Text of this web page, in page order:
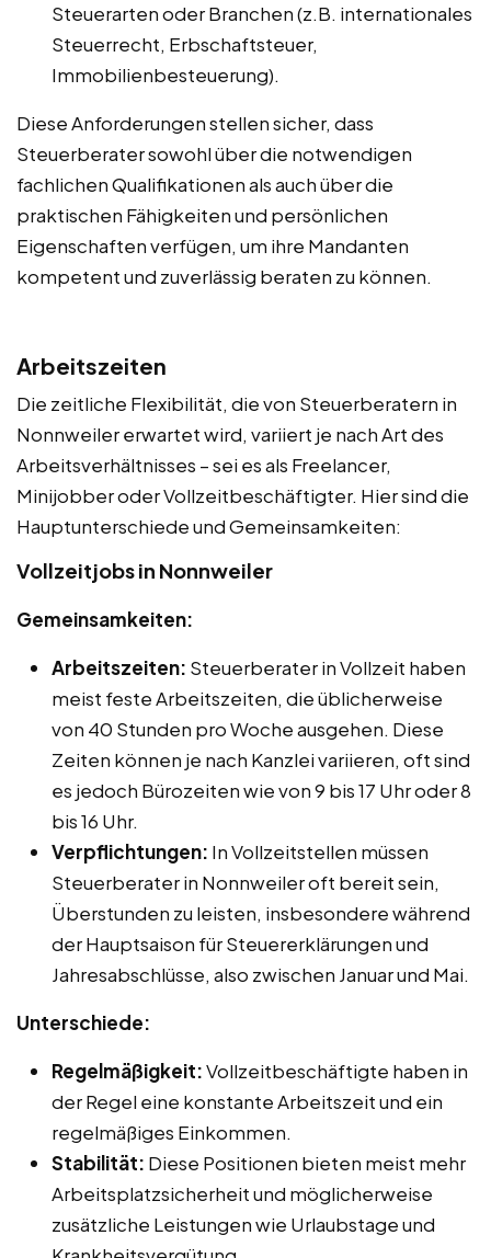
Steuerarten oder Branchen (z.B. internationales
Steuerrecht, Erbschaftsteuer,
Immobilienbesteuerung).
Diese Anforderungen stellen sicher, dass
Steuerberater sowohl über die notwendigen
fachlichen Qualifikationen als auch über die
praktischen Fähigkeiten und persönlichen
Eigenschaften verfügen, um ihre Mandanten
kompetent und zuverlässig beraten zu können.
Arbeitszeiten
Die zeitliche Flexibilität, die von Steuerberatern in
Nonnweiler erwartet wird, variiert je nach Art des
Arbeitsverhältnisses – sei es als Freelancer,
Minijobber oder Vollzeitbeschäftigter. Hier sind die
Hauptunterschiede und Gemeinsamkeiten:
Vollzeitjobs in Nonnweiler
Gemeinsamkeiten:
Arbeitszeiten: Steuerberater in Vollzeit haben
meist feste Arbeitszeiten, die üblicherweise
von 40 Stunden pro Woche ausgehen. Diese
Zeiten können je nach Kanzlei variieren, oft sind
es jedoch Bürozeiten wie von 9 bis 17 Uhr oder 8
bis 16 Uhr.
Verpflichtungen: In Vollzeitstellen müssen
Steuerberater in Nonnweiler oft bereit sein,
Überstunden zu leisten, insbesondere während
der Hauptsaison für Steuererklärungen und
Jahresabschlüsse, also zwischen Januar und Mai.
Unterschiede:
Regelmäßigkeit:Vollzeitbeschäftigte haben in
der Regel eine konstante Arbeitszeit und ein
regelmäßiges Einkommen.
Stabilität: Diese Positionen bieten meist mehr
Arbeitsplatzsicherheit und möglicherweise
zusätzliche Leistungen wie Urlaubstage und